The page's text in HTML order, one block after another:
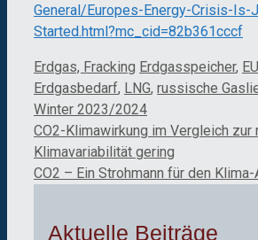
General/Europes-Energy-Crisis-Is-
Started.html?mc_cid=82b361cccf
Kategorien
Erdgas, Fracking Schlagwörter
Erdgasspeicher,
Erdgasbedarf, LNG, russische
Winter 2023/2024
CO2-Klimawirkung im Vergleich zur
Klimavariabilität gering
CO2 – Ein Strohmann für den
Aktuelle Beiträge